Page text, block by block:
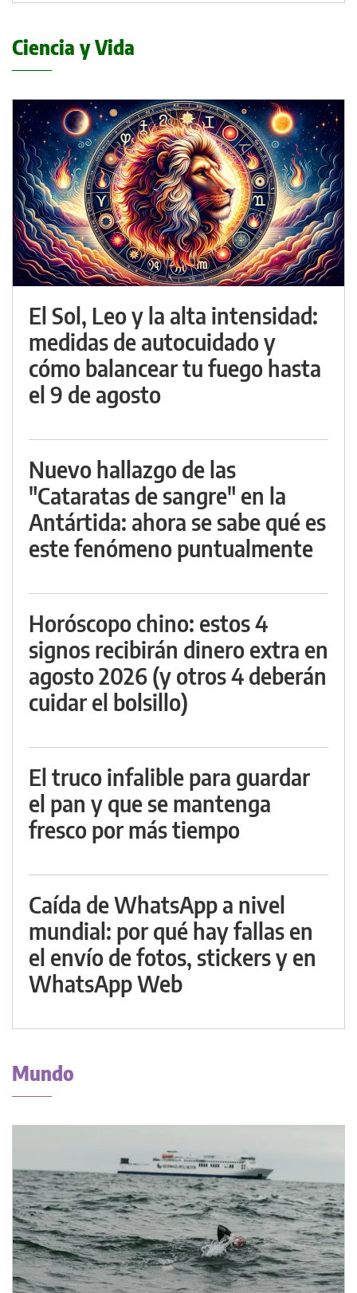
Ciencia y Vida
El Sol, Leo y la alta intensidad:
medidas de autocuidado y
cómo balancear tu fuego hasta
el 9 de agosto
Nuevo hallazgo de las
"Cataratas de sangre" en la
Antártida: ahora se sabe qué es
este fenómeno puntualmente
Horóscopo chino: estos 4
signos recibirán dinero extra en
agosto 2026 (y otros 4 deberán
cuidar el bolsillo)
El truco infalible para guardar
el pan y que se mantenga
fresco por más tiempo
Caída de WhatsApp a nivel
mundial: por qué hay fallas en
el envío de fotos, stickers y en
WhatsApp Web
Mundo